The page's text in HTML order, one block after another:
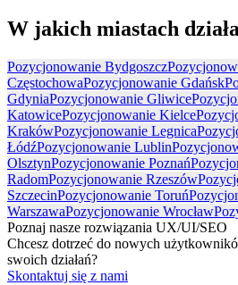
W jakich miastach
Pozycjonowanie Bydgoszcz
CzęstochowaPozycjonowanie Gdańsk
GdyniaPozycjonowanie Gliwice
KatowicePozycjonowanie Kielce
KrakówPozycjonowanie Legnica
ŁódźPozycjonowanie Lublin
OlsztynPozycjonowanie Poznań
RadomPozycjonowanie Rzeszów
SzczecinPozycjonowanie Toruń
WarszawaPozycjonowanie Wrocław
Poznaj nasze rozwiązania UX/UI/SEO
Chcesz dotrzeć do nowych
swoich działań?
Skontaktuj się z nami